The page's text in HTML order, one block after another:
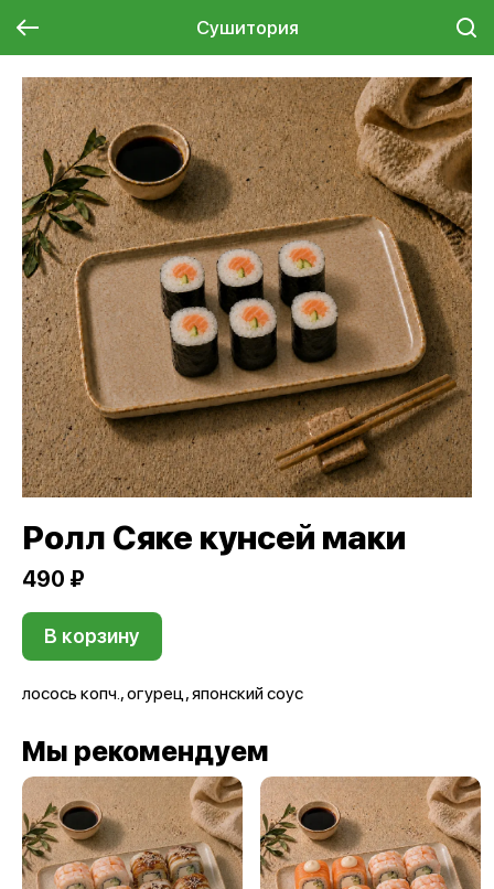
Сушитория
Ролл Сяке кунсей маки
490 ₽
В корзину
лосось копч., огурец, японский соус
Мы рекомендуем